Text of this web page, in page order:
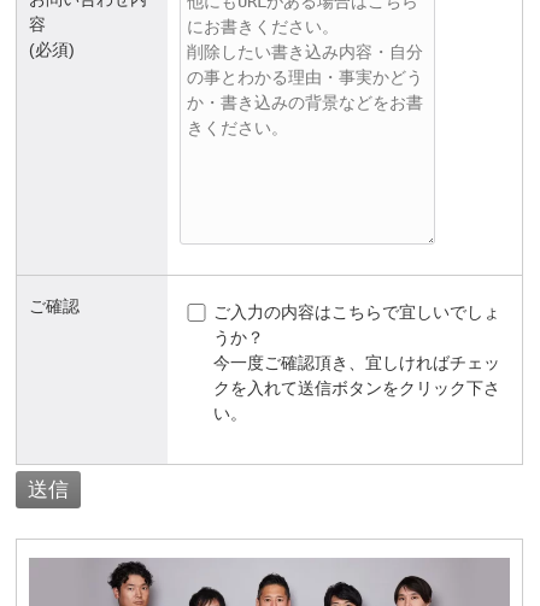
容
(必須)
ご確認
ご入力の内容はこちらで宜しいでしょ
うか？
今一度ご確認頂き、宜しければチェッ
クを入れて送信ボタンをクリック下さ
い。